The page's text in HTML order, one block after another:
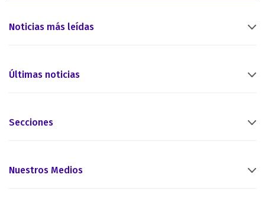
Noticias más leídas
Últimas noticias
Secciones
Nuestros Medios